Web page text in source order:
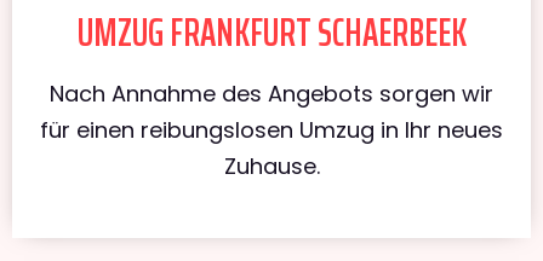
UMZUG FRANKFURT SCHAERBEEK
Nach Annahme des Angebots sorgen wir
für einen reibungslosen Umzug in Ihr neues
Zuhause.